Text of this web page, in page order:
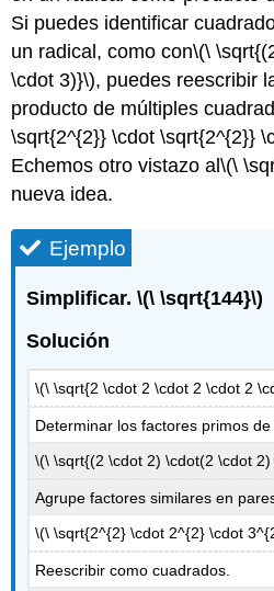
Si puedes identificar
un radical, como con\(\
\cdot 3)}\), puedes reescribir
producto de múltiples
\sqrt{2^{2}} \cdot \sqrt{2^{2}}
Echemos otro vistazo al\(\
nueva idea.
Ejemplo
Simplificar.\(\ \sqrt{144}\)
Solución
\(\ \sqrt{2 \cdot 2 \cdot 2 \cdot 2
Determinar los factores primos de
\(\ \sqrt{(2 \cdot 2) \cdot(2 \cdot
Agrupe factores similares en
\(\ \sqrt{2^{2} \cdot 2^{2} \cdot
Reescribir como cuadrados.